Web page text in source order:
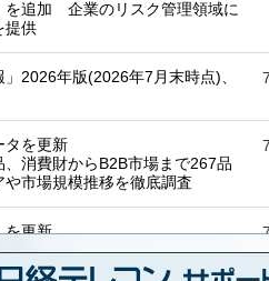
を追加 企業のリスク管理領域に
提供
」2026年版(2026年7月末時点)、
タを更新
消費財からB2B市場まで267品
市場規模推移を徹底調査
を更新
「システムインテグレーター」